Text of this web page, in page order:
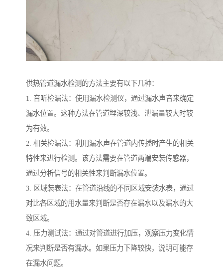
供热管道漏水检测的方法主要有以下几种：
1. 音听检漏法：使用漏水检测仪，通过漏水声音来确定
漏水位置。这种方法在管道埋深较浅、泄漏量较大时较
为有效。
2. 相关检漏法：利用漏水声在管道内传播时产生的相关
特性来进行检测。该方法需要在管道两端安装传感器，
通过分析信号的相关性来判断漏水位置。
3. 区域装表法：在管道沿线的不同区域安装水表，通过
对比各区域的用水量来判断是否存在漏水以及漏水的大
致区域。
4. 压力测试法：通过对管道进行加压，观察压力变化情
况来判断是否有漏水。如果压力下降较快，说明可能存
在漏水问题。